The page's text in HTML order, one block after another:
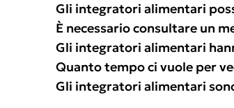
Gli integratori alimentari
È necessario consultare un
Gli integratori alimentari
Quanto tempo ci vuole per
Gli integratori alimentari